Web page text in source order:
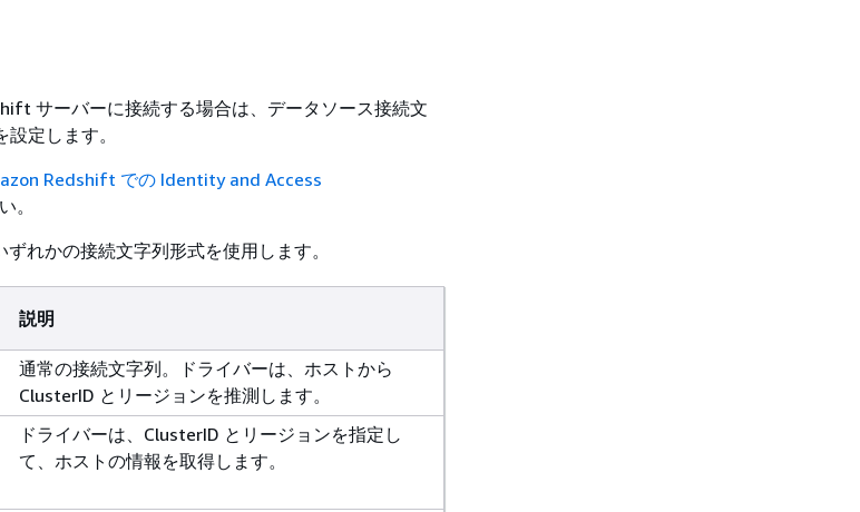
サーバーに接続する場合は、データソース接続文
定します。
Redshift での Identity and Access
。
れかの接続文字列形式を使用します。
説明
通常の接続文字列。ドライバーは、ホストから
ClusterID とリージョンを推測します。
ドライバーは、ClusterID とリージョンを指定し
て、ホストの情報を取得します。